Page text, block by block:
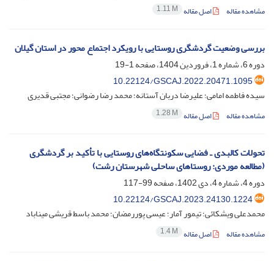
مشاهده مقاله اصل مقاله 1.11 M
بررسی وضعیت گردشگری روستایی با رویکرد اجتماع محور در استان گیلان
دوره 6، شماره 1، فروردین 1404، صفحه
1-19
10.22124/GSCAJ.2022.20471.1095
سیده فاطمه امامی؛ علیرضا دربان آستانه؛ محمد رضا رضوانی؛ مجتبی قدیری
مشاهده مقاله اصل مقاله 1.28 M
تحولات کالبدی ـ فضایی سکونتگاه‌های روستایی با تأکید بر گردشگری
(مطالعه موردی: روستاهای ساحلی شهرستان رشت)
دوره 4، شماره 4، دی 1402، صفحه
99-117
10.22124/GSCAJ.2023.24130.1224
محمدعلی ویشکائی؛ تیمور آمار؛ عیسی پوررمضان؛ محمد باسط قریشی میناباد
مشاهده مقاله اصل مقاله 1.4 M